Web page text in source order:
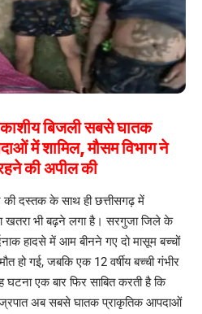
बिजली सबसे घातक
में शामिल, मौसम विभाग ने
की अपील की
दस्तक के साथ ही छत्तीसगढ़ में
खतरा भी बढ़ने लगा है। सरगुजा जिले के
हादसे में आम बीनने गए दो मासूम बच्चों
हो गई, जबकि एक 12 वर्षीय बच्ची गंभीर
एक बार फिर साबित करती है कि
अब सबसे घातक प्राकृतिक आपदाओं